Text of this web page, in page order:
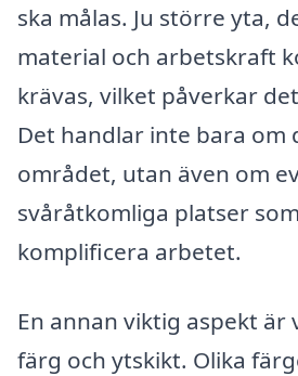
ska målas. Ju större yta,
material och arbetskraft
krävas, vilket påverkar
Det handlar inte bara om
området, utan även om
svåråtkomliga platser
komplificera arbetet.
En annan viktig aspekt är
färg och ytskikt. Olika